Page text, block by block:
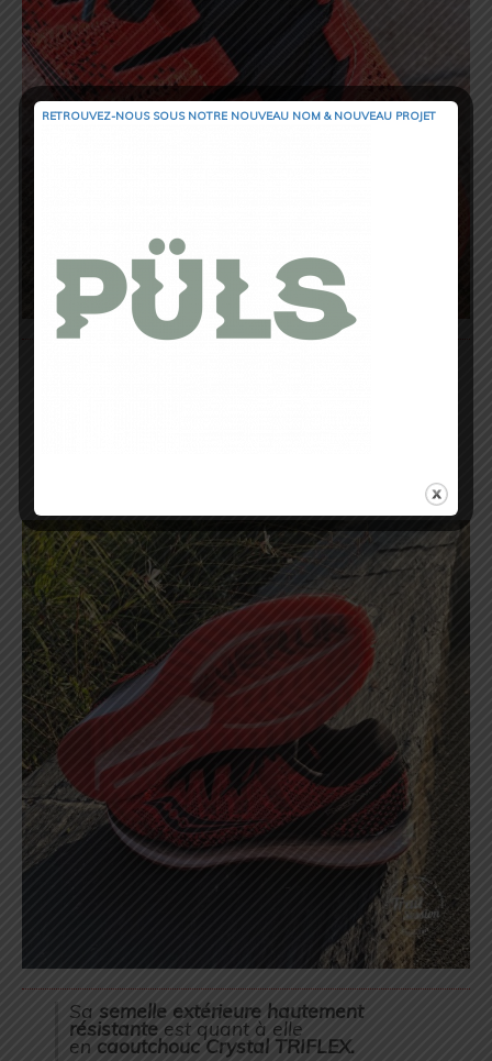
Sa semelle extérieure hautement
résistante est quant à elle
en caoutchouc Crystal TRIFLEX.
RETROUVEZ-NOUS SOUS NOTRE NOUVEAU NOM & NOUVEAU PROJET